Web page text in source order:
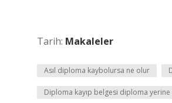
Tarih: Makaleler
Asıl diploma kaybolursa ne olur
Diploma kayıp belgesi diploma yerine